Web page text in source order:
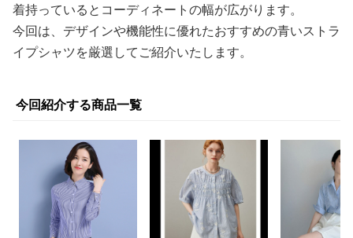
着持っているとコーディネートの幅が広がります。
今回は、デザインや機能性に優れたおすすめの青いストラ
イプシャツを厳選してご紹介いたします。
今回紹介する商品一覧